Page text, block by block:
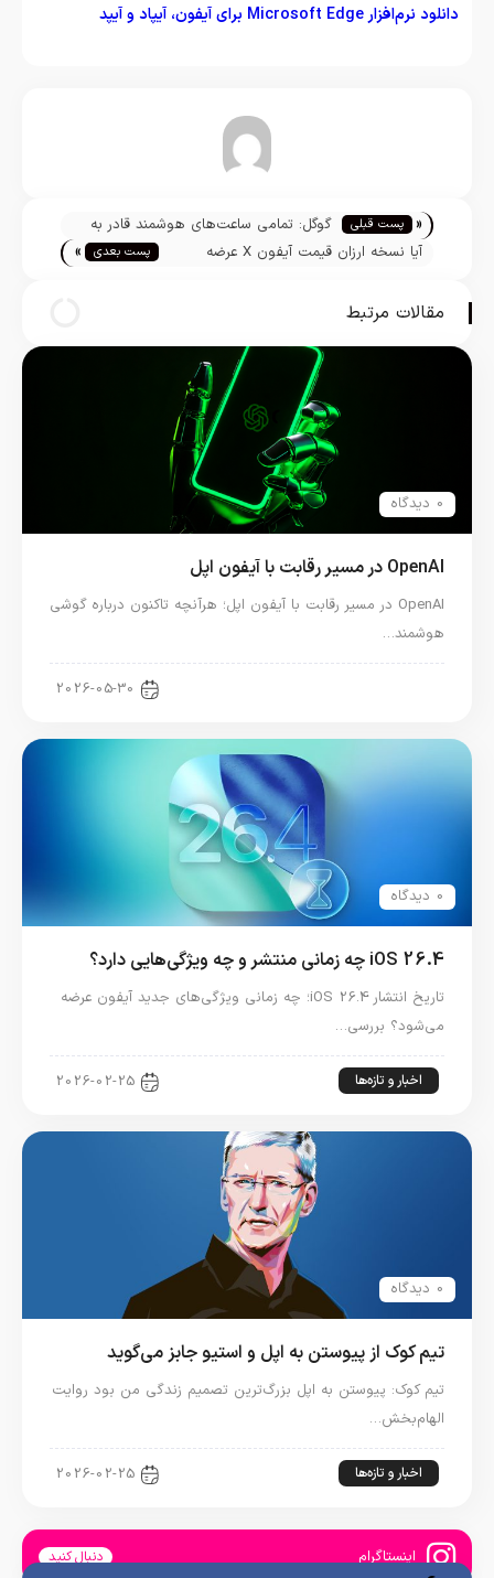
دانلود نرم‌افزار Microsoft Edge برای آيفون، آیپاد و آیپد
تیم تحریریه « پست قبلی
گوگل: تمامی ساعت‌های هوشمند قادر به
دریافت آپدیت Android Wear Oreo
آیا نسخه ارزان قیمت آیفون X عرضه
پست بعدی »
مقالات مرتبط
0 دیدگاه
OpenAI در مسیر رقابت با آیفون اپل
OpenAI در مسیر رقابت با آیفون اپل؛ هرآنچه تاکنون درباره گوشی
هوشمند…
2026-05-30
0 دیدگاه
iOS 26.4 چه زمانی منتشر و چه ویژگی‌هایی دارد؟
تاریخ انتشار iOS 26.4؛ چه زمانی ویژگی‌های جدید آیفون عرضه
می‌شود؟ بررسی…
اخبار و تازه‌ها 2026-02-25
0 دیدگاه
تیم کوک از پیوستن به اپل و استیو جابز می‌گوید
تیم کوک: پیوستن به اپل بزرگ‌ترین تصمیم زندگی من بود روایت
الهام‌بخش…
اخبار و تازه‌ها 2026-02-25
اینستاگرام دنبال کنید